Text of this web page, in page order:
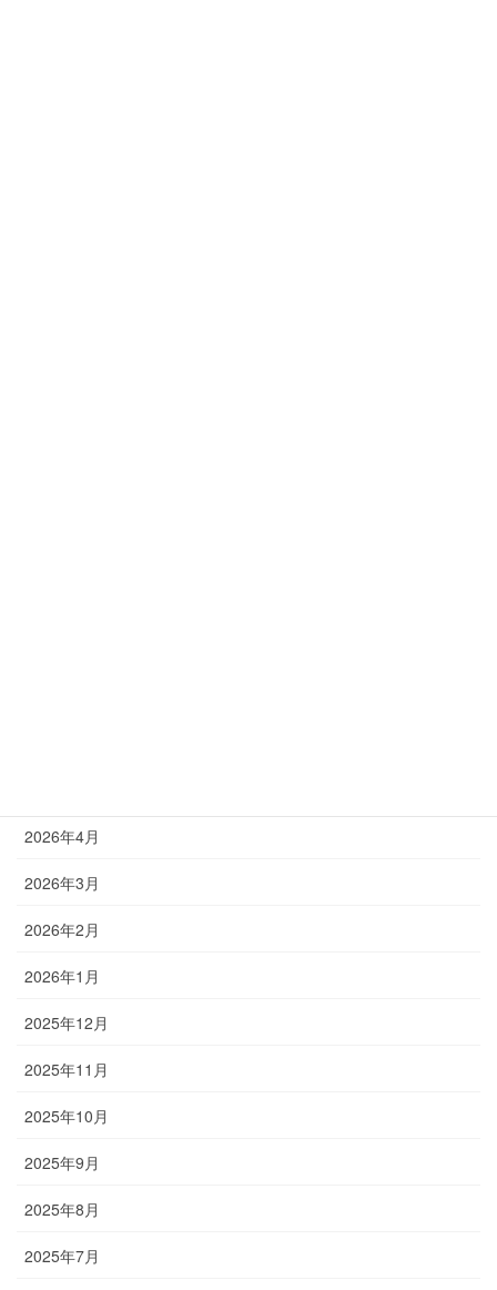
2026年4月
2026年3月
2026年2月
2026年1月
2025年12月
2025年11月
2025年10月
2025年9月
2025年8月
2025年7月